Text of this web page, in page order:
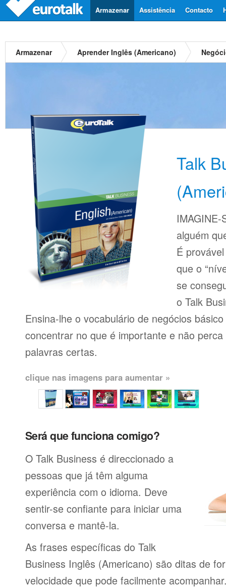
Contacto
Assistência
Armazenar
Armazenar Aprender Inglês (Americano)
Talk
alguém
É
que o
se
o Talk
Ensina-lhe o vocabulário de negócios
concentrar no que é importante e não
palavras certas.
clique nas imagens para aumentar »
Será que funciona comigo?
O Talk Business é direccionado a
pessoas que já têm alguma
experiência com o idioma. Deve
sentir-se confiante para iniciar uma
conversa e mantê-la.
As frases específicas do Talk
Business Inglês (Americano) são ditas de
velocidade que pode facilmente